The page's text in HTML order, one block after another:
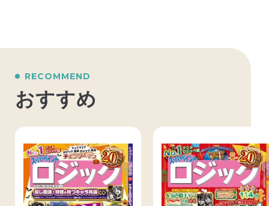
またお問い合わせの内容によっては、回答い
ご了承ください。
RECOMMEND
おすすめ